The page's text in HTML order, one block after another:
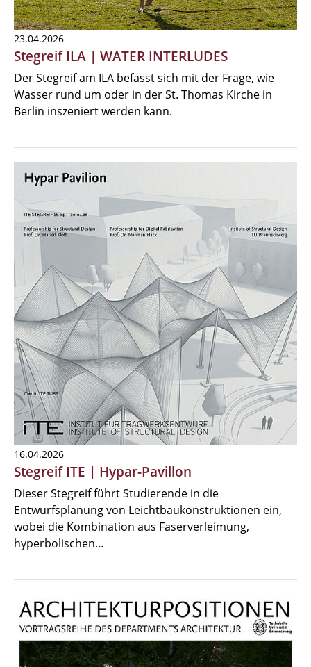
23.04.2026
Stegreif ILA | WATER INTERLUDES
Der Stegreif am ILA befasst sich mit der Frage, wie
Wasser rund um oder in der St. Thomas Kirche in
Berlin inszeniert werden kann.
16.04.2026
Stegreif ITE | Hypar-Pavillon
Dieser Stegreif führt Studierende in die
Entwurfsplanung von Leichtbaukonstruktionen ein,
wobei die Kombination aus Faserverleimung,
hyperbolischen…